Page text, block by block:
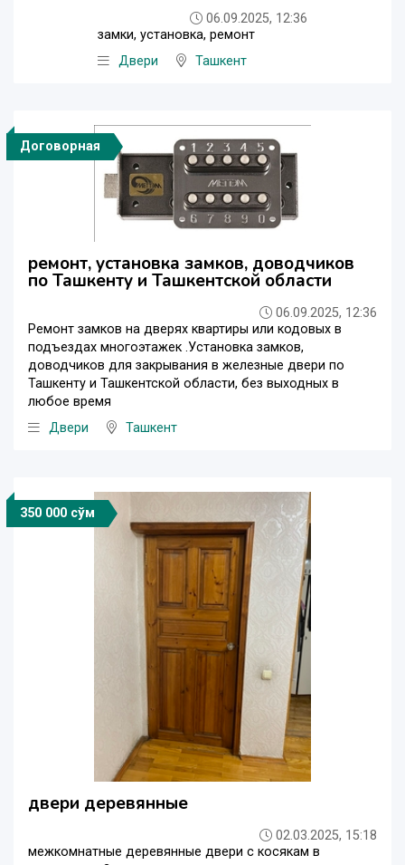
06.09.2025, 12:36
замки, установка, ремонт
Двери
Ташкент
Договорная
ремонт, установка замков, доводчиков
по Ташкенту и Ташкентской области
06.09.2025, 12:36
Ремонт замков на дверях квартиры или кодовых в
подъездах многоэтажек .Установка замков,
доводчиков для закрывания в железные двери по
Ташкенту и Ташкентской области, без выходных в
любое время
Двери
Ташкент
350 000 сўм
двери деревянные
02.03.2025, 15:18
межкомнатные деревянные двери с косякам в